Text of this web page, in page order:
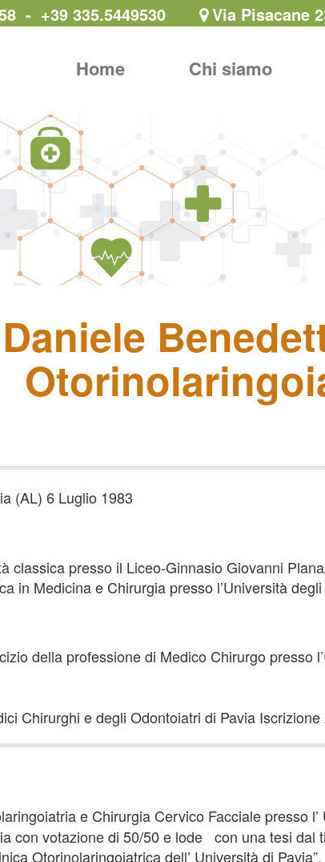
- +39 335.5449530 Via Pisacane
Home Chi siamo
(AL) 6 Luglio 1983
classica presso il Liceo-Ginnasio Giovanni
in Medicina e Chirurgia presso l’Università
della professione di Medico Chirurgo presso
Chirurghi e degli Odontoiatri di Pavia
e Chirurgia Cervico Facciale presso
con votazione di 50/50 e lode con una tesi dal
Otorinolaringoiatrica dell’ Università di Pavia”.